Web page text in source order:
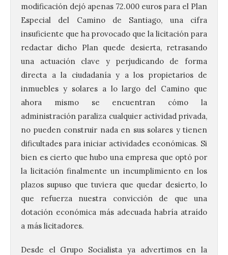
modificación dejó apenas 72.000 euros para el Plan
Especial del Camino de Santiago, una cifra
insuficiente que ha provocado que la licitación para
redactar dicho Plan quede desierta, retrasando
una actuación clave y perjudicando de forma
directa a la ciudadanía y a los propietarios de
inmuebles y solares a lo largo del Camino que
ahora mismo se encuentran cómo la
administración paraliza cualquier actividad privada,
no pueden construir nada en sus solares y tienen
dificultades para iniciar actividades económicas. Si
bien es cierto que hubo una empresa que optó por
la licitación finalmente un incumplimiento en los
plazos supuso que tuviera que quedar desierto, lo
que refuerza nuestra convicción de que una
dotación económica más adecuada habría atraído
a más licitadores.
Desde el Grupo Socialista ya advertimos en la